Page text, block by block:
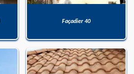
Façadier 40